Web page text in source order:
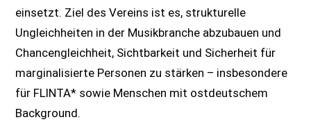
einsetzt. Ziel des Vereins ist es, strukturelle
Ungleichheiten in der Musikbranche abzubauen und
Chancengleichheit, Sichtbarkeit und Sicherheit für
marginalisierte Personen zu stärken – insbesondere
für FLINTA* sowie Menschen mit ostdeutschem
Background.